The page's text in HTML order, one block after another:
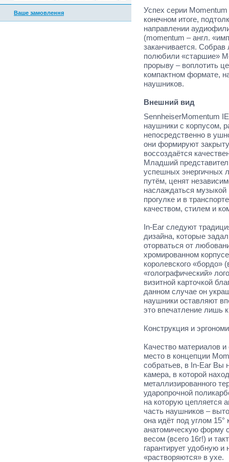
Ваше замовлення
Успех серии
конечном итоге,
направлении
(momentum – англ.
заканчивается.
полюбили «старшие»
прорыву – воплотить
компактном формате,
наушников.
Внешний вид
SennheiserMomentum
наушники с корпусом,
непосредственно в
они формируют
воссоздаётся
Младший
успешных энергичных
путём, ценят
наслаждаться
прогулке и в
качеством, стилем и
In-Ear следуют
дизайна, которые
оторваться от
хромированном
королевского «бордо»
«голографический»
визитной карточкой
данном случае он
наушники оставляют
это впечатление лишь
Конструкция и
Качество материалов и
место в концепции
собратьев, в In-Ear Вы
камера, в которой
металлизированного
ударопрочной
на которую цепляется
часть наушников –
она идёт под углом 15°
анатомическую форму
весом (всего 16г!) и
гарантирует удобную
«растворяются» в ухе.